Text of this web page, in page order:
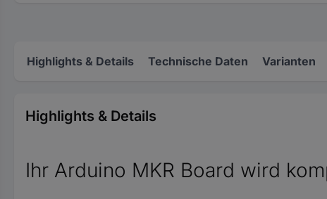
Highlights & Details Technische Daten Varianten
Highlights & Details
Ihr Arduino MKR Board wird